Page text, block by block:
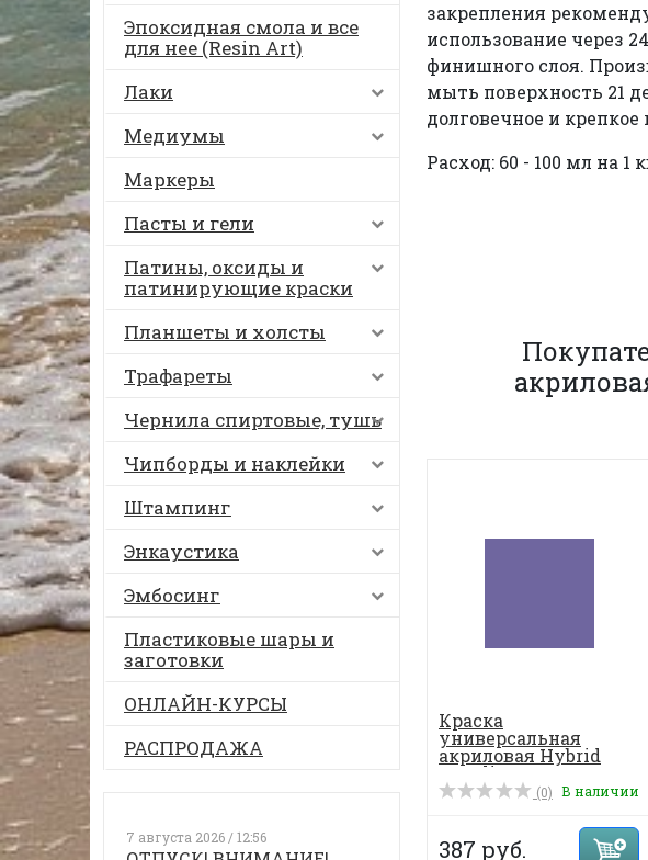
Эпоксидная смола и все
для нее (Resin Art)
Лаки
Медиумы
Маркеры
Пасты и гели
Патины, оксиды и
патинирующие краски
Планшеты и холсты
Трафареты
Чернила спиртовые, тушь
Чипборды и наклейки
Штампинг
Энкаустика
Эмбосинг
Пластиковые шары и
заготовки
ОНЛАЙН-КУРСЫ
РАСПРОДАЖА
7 августа 2026 / 12:56
закрепления
использование через
финишного слоя.
мыть поверхность 21
долговечное и
Расход: 60 - 100 мл на 1
Краска
универсальная
акриловая Hybrid
Acrylic 70 мл, цвет...
(0) В наличии
387 руб.